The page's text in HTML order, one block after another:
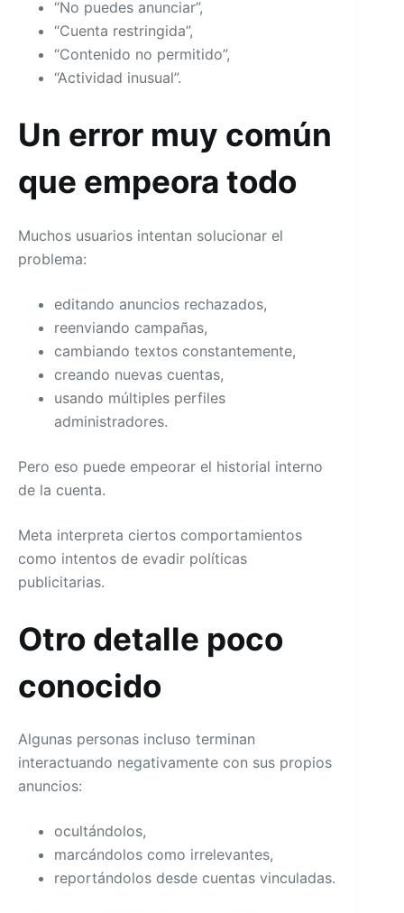
“No puedes anunciar”,
“Cuenta restringida”,
“Contenido no permitido”,
“Actividad inusual”.
Un error muy común
que empeora todo
Muchos usuarios intentan solucionar el
problema:
editando anuncios rechazados,
reenviando campañas,
cambiando textos constantemente,
creando nuevas cuentas,
usando múltiples perfiles
administradores.
Pero eso puede empeorar el historial interno
de la cuenta.
Meta interpreta ciertos comportamientos
como intentos de evadir políticas
publicitarias.
Otro detalle poco
conocido
Algunas personas incluso terminan
interactuando negativamente con sus propios
anuncios:
ocultándolos,
marcándolos como irrelevantes,
reportándolos desde cuentas vinculadas.